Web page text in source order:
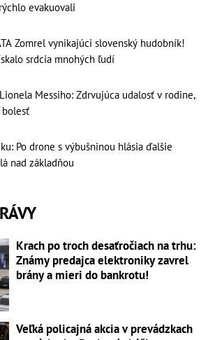
evakuovali
Zomrel vynikajúci slovenský hudobník!
srdcia mnohých ľudí
Messiho: Zdrvujúca udalosť v rodine,
bolesť
Po drone s výbušninou hlásia ďalšie
nad základňou
Krach po troch desaťročiach na trhu:
Známy predajca elektroniky zavrel
brány a mieri do bankrotu!
Veľká policajná akcia v prevádzkach